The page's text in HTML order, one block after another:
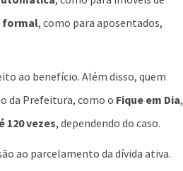
formal, como para aposentados,
ao benefício. Além disso, quem
da Prefeitura, como o Fique em Dia,
120 vezes, dependendo do caso.
ao parcelamento da dívida ativa.